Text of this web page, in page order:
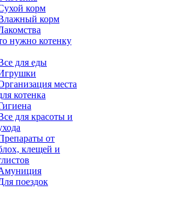
корм
корм
нужно котенку
для еды
места
котенка
для красоты и
от
клещей и
поездок